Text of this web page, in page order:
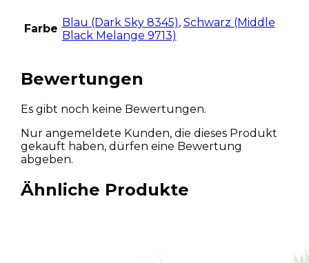
Farbe Blau (Dark Sky 8345), Schwarz (Middle
Black Melange 9713)
Bewertungen
Es gibt noch keine Bewertungen.
Nur angemeldete Kunden, die dieses Produkt
gekauft haben, dürfen eine Bewertung
abgeben.
Ähnliche Produkte